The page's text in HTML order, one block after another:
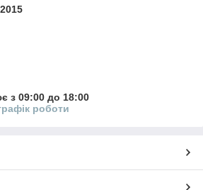
з 09:00 до 18:00
роботи